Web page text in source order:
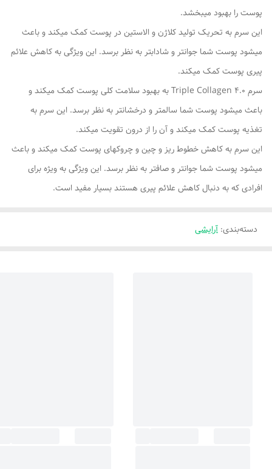
پوست را بهبود میبخشد.
این سرم به تحریک تولید کلاژن و الاستین در پوست کمک میکند و باعث
میشود پوست شما جوانتر و شادابتر به نظر برسد. این ویژگی به کاهش علائم
پیری پوست کمک میکند.
سرم Triple Collagen 4.0 به بهبود سلامت کلی پوست کمک میکند و
باعث میشود پوست شما سالمتر و درخشانتر به نظر برسد. این سرم به
تغذیه پوست کمک میکند و آن را از درون تقویت میکند.
این سرم به کاهش خطوط ریز و چین و چروکهای پوست کمک میکند و باعث
میشود پوست شما جوانتر و صافتر به نظر برسد. این ویژگی به ویژه برای
افرادی که به دنبال کاهش علائم پیری هستند بسیار مفید است.
دسته‌بندی: آرایشی